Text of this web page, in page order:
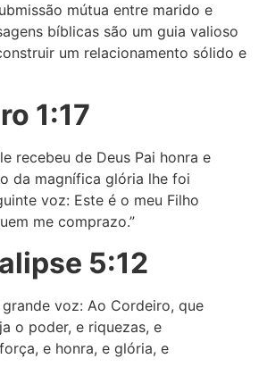
mútua entre marido e
bíblicas são um guia valioso
um relacionamento sólido e
1:17
recebeu de Deus Pai honra e
da magnífica glória lhe foi
voz: Este é o meu Filho
me comprazo.”
5:12
grande voz: Ao Cordeiro, que
o poder, e riquezas, e
e honra, e glória, e